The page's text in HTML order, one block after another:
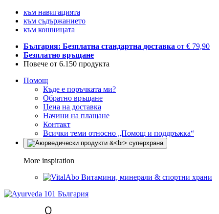
към навигацията
към съдържанието
към кошницата
България: Безплатна стандартна доставка от € 79,90
Безплатно връщане
Повече от 6.150 продукта
Помощ
Къде е поръчката ми?
Обратно връщане
Цена на доставка
Начини на плащане
Контакт
Всички теми относно „Помощ и поддръжка“
More inspiration
Витамини, минерали & спортни храни